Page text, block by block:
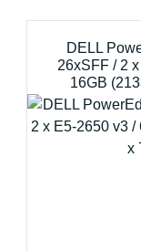
DELL
26xSFF / 2
16GB